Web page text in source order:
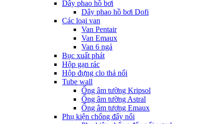
Dây phao hồ bơi
Dây phao hồ bơi Dofi
Các loại van
Van Pentair
Van Emaux
Van 6 ngả
Bục xuất phát
Hộp gạn rác
Hộp đựng clo thả nổi
Tube wall
Ống âm tường Kripsol
Ống âm tường Astral
Ống âm tương Emaux
Phụ kiện chống đẩy nổi